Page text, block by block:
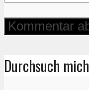
Durchsuch mich